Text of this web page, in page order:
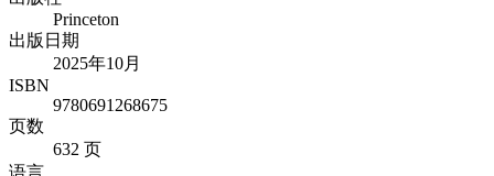
Princeton
出版日期
2025年10月
ISBN
9780691268675
页数
632 页